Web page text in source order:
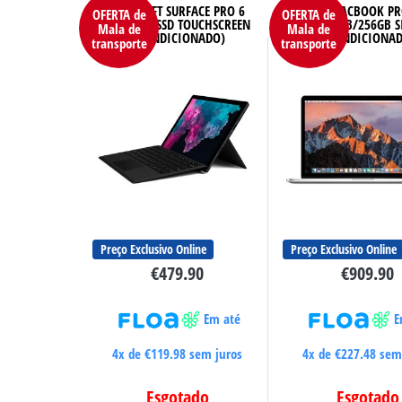
MICROSOFT SURFACE PRO 6
8GB 256GB SSD TOUCHSCREEN
(RECONDICIONADO)
OFERTA de
Mala de
transporte
Preço Exclusivo Online
€479.90
Em até
4x de€119.98 sem juros
Esgotado
APPLE MACBOOK
2018 16GB/256GB
OFERTA de
Mala de
transporte
Preço Exclusivo Online
€909.90
4x de€227.48
Esgotado